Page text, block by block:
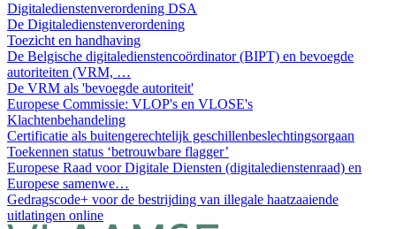
Digitaledienstenverordening DSA
De Digitaledienstenverordening
Toezicht en handhaving
De Belgische digitaledienstencoördinator (BIPT) en bevoegde
autoriteiten (VRM, …
De VRM als 'bevoegde autoriteit'
Europese Commissie: VLOP's en VLOSE's
Klachtenbehandeling
Certificatie als buitengerechtelijk geschillenbeslechtingsorgaan
Toekennen status ‘betrouwbare flagger’
Europese Raad voor Digitale Diensten (digitaledienstenraad) en
Europese samenwe…
Gedragscode+ voor de bestrijding van illegale haatzaaiende
uitlatingen online